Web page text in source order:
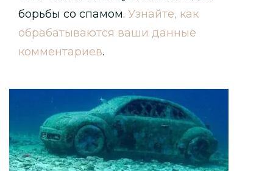
борьбы со спамом. Узнайте, как
обрабатываются ваши данные
комментариев.
Навигация
по
записи